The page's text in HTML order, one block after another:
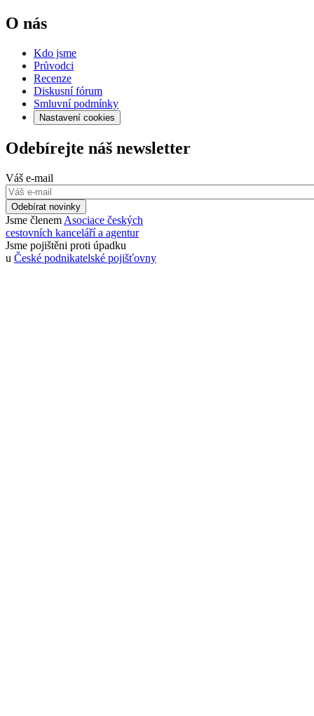
O nás
Kdo jsme
Průvodci
Recenze
Diskusní fórum
Smluvní podmínky
Nastavení cookies
Odebírejte náš newsletter
Váš e-mail
Odebírat novinky
Jsme členem Asociace českých
cestovních kanceláří a agentur
Jsme pojištěni proti úpadku
u České podnikatelské pojišťovny